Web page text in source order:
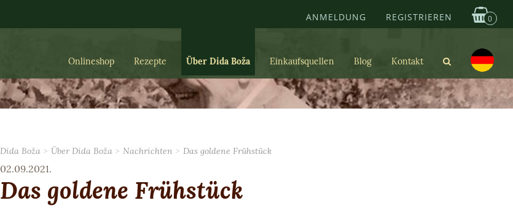
ANMELDUNG REGISTRIEREN 0
Onlineshop Rezepte Über Dida Boža Einkaufsquellen Blog Kontakt
Dida Boža Über Dida Boža Nachrichten Das goldene Frühstück
02.09.2021.
Das goldene Frühstück